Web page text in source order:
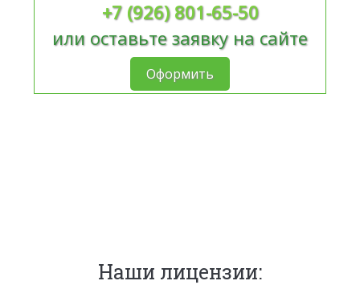
+7 (926) 801-65-50
или оставьте заявку на сайте
Оформить
Наши лицензии: